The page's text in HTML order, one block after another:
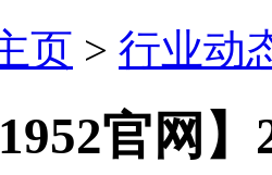
页 > 行业动
1952官网